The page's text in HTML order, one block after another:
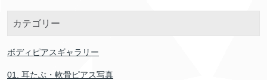
カテゴリー
ボディピアスギャラリー
01. 耳たぶ・軟骨ピアス写真